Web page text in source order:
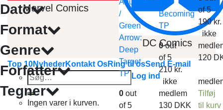
Marvel Comics
DC Comics
Top 10NyhederKontakt OsRing til osSend E-mail
Søg
efter:
Log ind
Ingen varer i kurven.
Dato
Format
Genre
Forfatter
Tegner
Aquaman
/
Green
Arrow:
Deep
Target
TP
0 out
of 5
Becoming
TP
0out
of 5
210 kr.
ikke
medlem
130 DKK
of 5
190kr.
ikke
120
Tilføj
til kurv